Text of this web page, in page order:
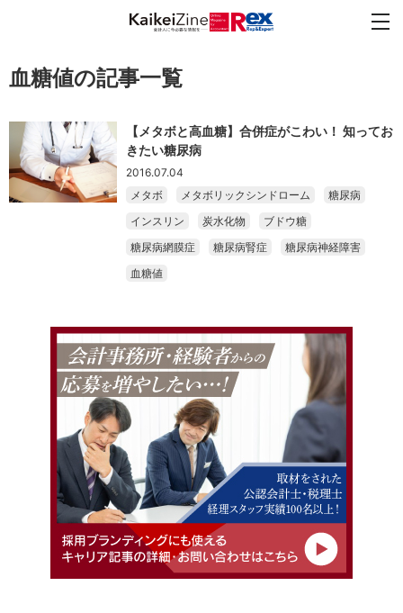
血糖値の記事一覧
【メタボと高血糖】合併症がこわい！ 知ってお
きたい糖尿病
2016.07.04
メタボ
メタボリックシンドローム
糖尿病
インスリン
炭水化物
ブドウ糖
糖尿病網膜症
糖尿病腎症
糖尿病神経障害
血糖値